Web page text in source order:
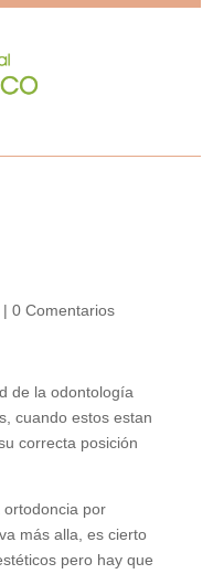
0 Comentarios
de la odontología
cuando estos estan
correcta posición
por
más alla, es cierto
pero hay que